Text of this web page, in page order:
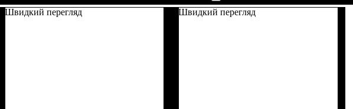
Швидкий перегляд Швидкий перегляд